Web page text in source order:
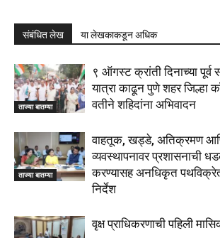
संबंधित लेख या लेखकाकडून अधिक
ताज्या बातम्या
९ ऑगस्ट क्रांती दिनाच्या पूर्व
यात्रा काढून पुणे शहर जिल्हा
वतीने शहिदांना अभिवादन
ताज्या बातम्या
वाहतूक, खड्डे, अतिक्रमण
व्यवस्थापनावर प्रशासनाची
करण्यासह अनधिकृत
निर्देश
वृक्ष प्राधिकरणाची पहिली